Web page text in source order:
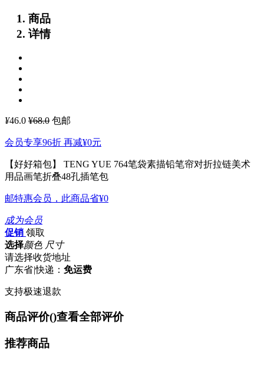
商品
详情
¥46.0 ¥68.0 包邮
会员专享96折 再减¥0元
【好好箱包】 TENG YUE 764笔袋素描铅笔帘对折拉链美术
用品画笔折叠48孔插笔包
邮特惠会员，此商品省¥0
成为会员
促销 领取
选择颜色 尺寸
请选择收货地址
广东省|快递： 免运费
支持极速退款
商品评价()查看全部评价
推荐商品